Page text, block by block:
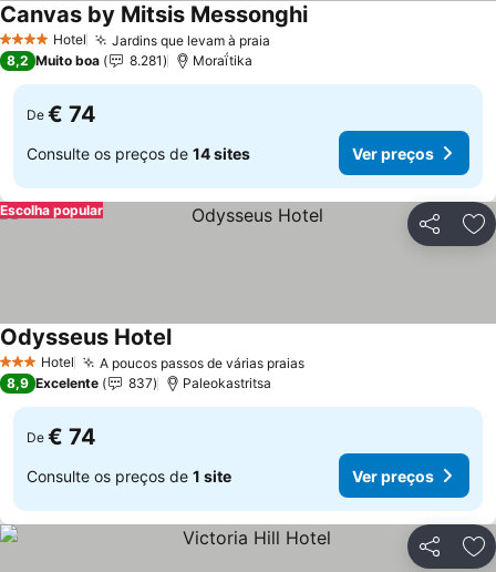
4 EstrelasHotel Jardins que levam à praia
Canvas by Mitsis Messonghi
8,2 Muito boa 8.281 Moraḯtika
De € 74
Consulte os preços de 14 sites Ver preços
Partilhar
Escolha popular
3 EstrelasHotel A poucos passos de várias praias
Odysseus Hotel
8,9 Excelente 837 Paleokastritsa
De € 74
Consulte os preços de 1 site Ver preços
Partilhar